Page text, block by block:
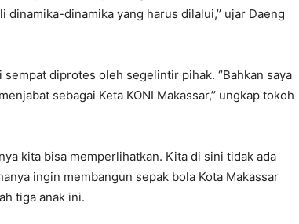
dinamika yang harus dilalui,’’ ujar Daeng
diprotes oleh segelintir pihak. ‘’Bahkan saya
sebagai Keta KONI Makassar,’’ ungkap tokoh
kita bisa memperlihatkan. Kita di sini tidak ada
ingin membangun sepak bola Kota Makassar
tiga anak ini.